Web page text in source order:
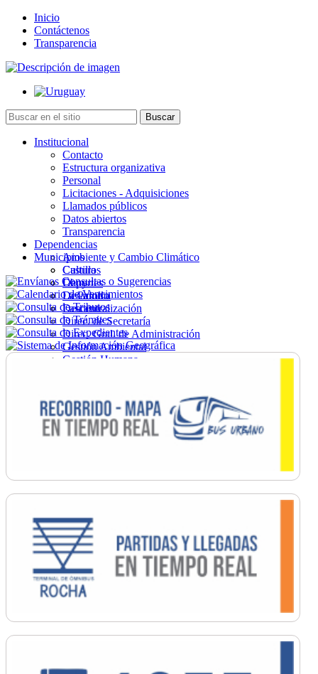
Inicio
Contáctenos
Transparencia
Institucional
Contacto
Estructura organizativa
Personal
Licitaciones - Adquisiciones
Llamados públicos
Datos abiertos
Transparencia
Dependencias
Ambiente y Cambio Climático
Cultura
Deportes
Desarrollo
Descentralización
Direc. de Secretaría
Direc. Gral. de Administración
Gestión Ambiental
Gestión Humana
Ordenamiento
Promoción Social
Salud
Secretaría General
Municipios
Castillos
Chuy
La Paloma
Lascano